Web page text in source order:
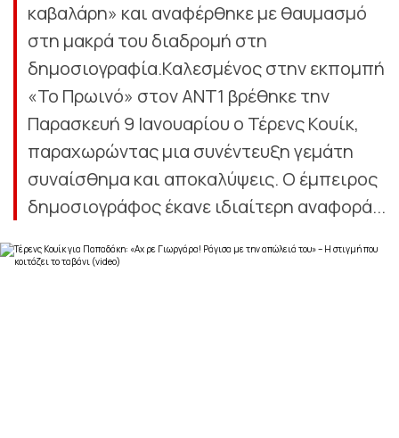
καβαλάρη» και αναφέρθηκε με θαυμασμό
στη μακρά του διαδρομή στη
δημοσιογραφία.Καλεσμένος στην εκπομπή
«Το Πρωινό» στον ΑΝΤ1 βρέθηκε την
Παρασκευή 9 Ιανουαρίου ο Τέρενς Κουίκ,
παραχωρώντας μια συνέντευξη γεμάτη
συναίσθημα και αποκαλύψεις. Ο έμπειρος
δημοσιογράφος έκανε ιδιαίτερη αναφορά...